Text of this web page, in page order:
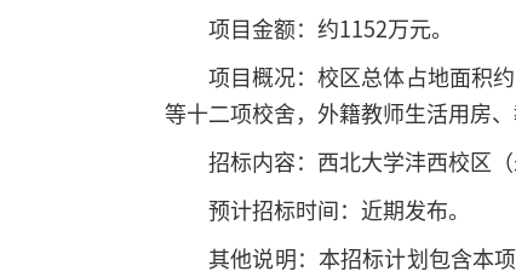
项目金额：约1152万元。
项目概况：校区总体占地面积
等十二项校舍，外籍教师生活用房
招标内容：西北大学沣西校区
预计招标时间：近期发布。
其他说明：本招标计划包含本